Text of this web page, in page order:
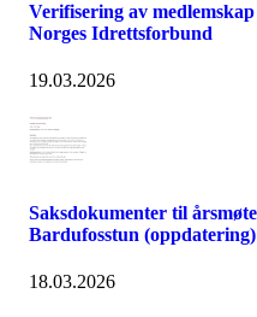
Verifisering av
Norges Idrettsforbund
19.03.2026
Saksdokumenter til
Bardufosstun (oppdatering)
18.03.2026